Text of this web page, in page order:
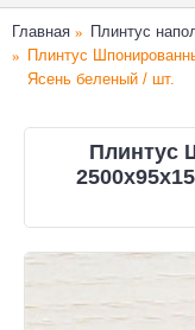
Главная Плинтус
Плинтус
Ясень беленый / шт.
Плинтус